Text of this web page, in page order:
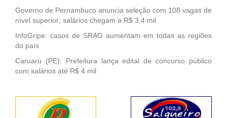
Governo de Pernambuco anuncia seleção com 108 vagas de
nível superior; salários chegam a R$ 3,4 mil
InfoGripe: casos de SRAG aumentam em todas as regiões
do país
Caruaru (PE): Prefeitura lança edital de concurso público
com salários até R$ 4 mil